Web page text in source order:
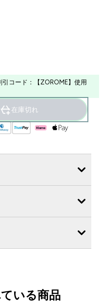
コード：【ZOROME】使用
在庫切れ
いる商品